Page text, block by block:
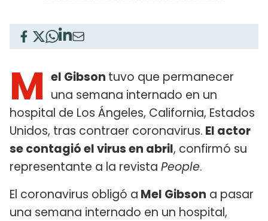
M el Gibson tuvo que permanecer
una semana internado en un
hospital de Los Ángeles, California, Estados
Unidos, tras contraer coronavirus. El actor
se contagió el virus en abril, confirmó su
representante a la revista People.
El coronavirus obligó a Mel Gibson a pasar
una semana internado en un hospital,